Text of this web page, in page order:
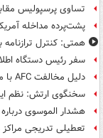
تساوی پرسپولیس
پشت‌پرده مداخله
همتی: کنترل
سفر رئیس دستگاه
دلیل مخالفت AFC با میزبانی آبی‌ها در عراق
سخنگوی ارتش: نظم
هشدار الموسوی
تعطیلی تدریجی